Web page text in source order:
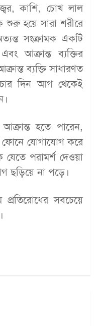
কাশি, চোখ লাল
শুরু হয়ে সারা শরীরে
সংক্রামক একটি
আক্রান্ত ব্যক্তির
ব্যক্তি সাধারণত
দিন আগ থেকেই
হতে পারেন,
ফোনে যোগাযোগ করে
যেতে পরামর্শ দেওয়া
ছড়িয়ে না পড়ে।
প্রতিরোধের সবচেয়ে